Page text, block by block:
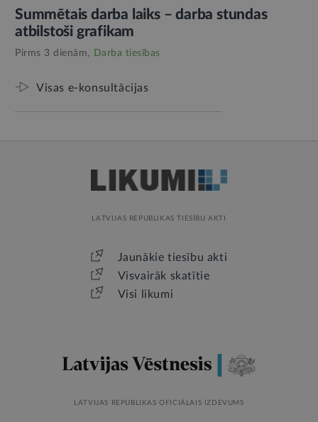
Summētais darba laiks – darba stundas
atbilstoši grafikam
Pirms 3 dienām, Darba tiesības
Visas e-konsultācijas
LATVIJAS REPUBLIKAS TIESĪBU AKTI
Jaunākie tiesību akti
Visvairāk skatītie
Visi likumi
LATVIJAS REPUBLIKAS OFICIĀLAIS IZDEVUMS